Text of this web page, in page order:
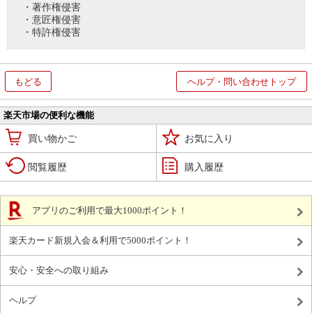
・著作権侵害
・意匠権侵害
・特許権侵害
もどる ヘルプ・問い合わせトップ
楽天市場の便利な機能
買い物かご お気に入り
閲覧履歴 購入履歴
アプリのご利用で最大1000ポイント！
楽天カード新規入会＆利用で5000ポイント！
安心・安全への取り組み
ヘルプ